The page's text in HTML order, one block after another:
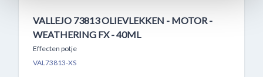
VALLEJO 73813 OLIEVLEKKEN - MOTOR -
WEATHERING FX - 40ML
Effecten potje
VAL73813-XS